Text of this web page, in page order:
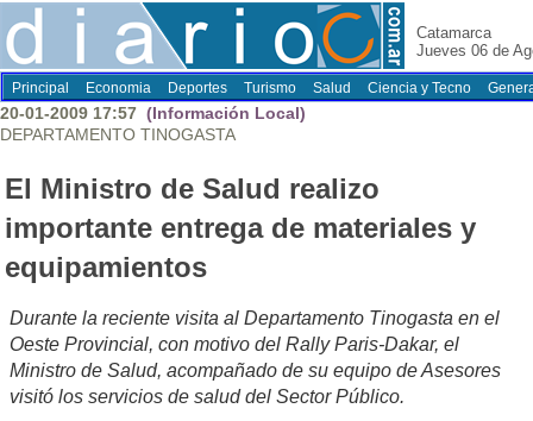
Catamarca
Jueves 06 de
Principal Economia Deportes Turismo Salud Ciencia y Tecno
20-01-2009 17:57 (Información Local)
DEPARTAMENTO TINOGASTA
El Ministro de Salud realizo
importante entrega de materiales y
equipamientos
Durante la reciente visita al Departamento Tinogasta en el
Oeste Provincial, con motivo del Rally Paris-Dakar, el
Ministro de Salud, acompañado de su equipo de Asesores
visitó los servicios de salud del Sector Público.